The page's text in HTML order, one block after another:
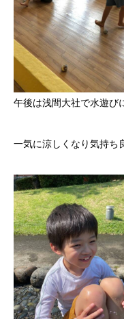
午後は浅間大社で水遊び
一気に涼しくなり気持ち